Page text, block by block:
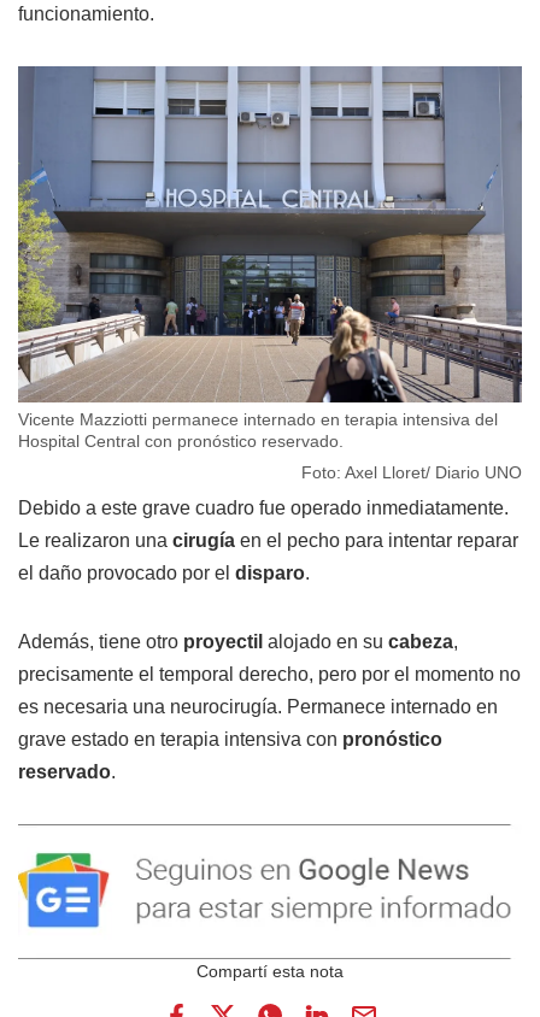
funcionamiento.
Vicente Mazziotti permanece internado en terapia intensiva del
Hospital Central con pronóstico reservado.
Foto: Axel Lloret/ Diario UNO
Debido a este grave cuadro fue operado inmediatamente.
Le realizaron una cirugía en el pecho para intentar reparar
el daño provocado por el disparo.
Además, tiene otro proyectil alojado en su cabeza,
precisamente el temporal derecho, pero por el momento no
es necesaria una neurocirugía. Permanece internado en
grave estado en terapia intensiva con pronóstico
reservado.